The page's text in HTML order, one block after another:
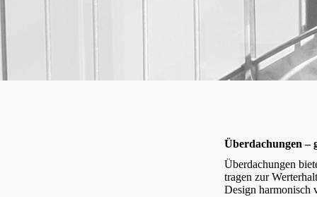
Überdachungen –
Überdachungen
tragen zur
Design harmonisch